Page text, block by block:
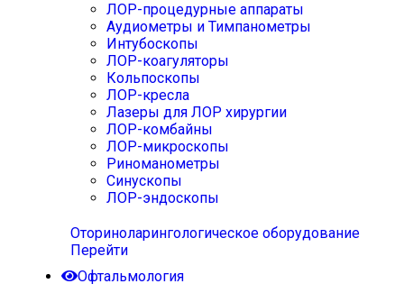
ЛОР-процедурные аппараты
Аудиометры и Тимпанометры
Интубоскопы
ЛОР-коагуляторы
Кольпоскопы
ЛОР-кресла
Лазеры для ЛОР хирургии
ЛОР-комбайны
ЛОР-микроскопы
Риноманометры
Синускопы
ЛОР-эндоскопы
Оториноларингологическое оборудование
Перейти
Офтальмология